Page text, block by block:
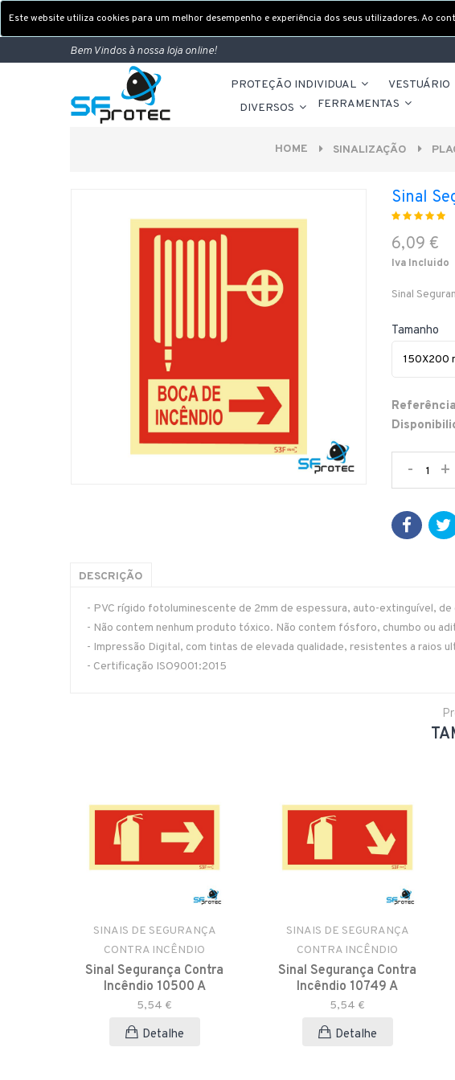
Este website utiliza cookies para um melhor desempenho e experiência dos seus utilizadores. Ao
Bem Vindos à nossa loja online!
PROTEÇÃO INDIVIDUAL VESTUÁRIO
DIVERSOS
FERRAMENTAS
HOME SINALIZAÇÃO
Sinal
6,09 €
Iva Incluido
Sinal
Tamanho
- +
DESCRIÇÃO
- PVC rígido fotoluminescente de 2mm de espessura, auto-extinguível,
- Não contem nenhum produto tóxico. Não contem fósforo, chumbo ou
- Impressão Digital, com tintas de elevada qualidade, resistentes a raios
- Certificação ISO9001:2015
SINAIS DE SEGURANÇA
CONTRA INCÊNDIO
Sinal Segurança Contra
Incêndio 10500 A
5,54 €
Detalhe
SINAIS DE SEGURANÇA
CONTRA INCÊNDIO
Sinal Segurança Contra
Incêndio 10749 A
5,54 €
Detalhe